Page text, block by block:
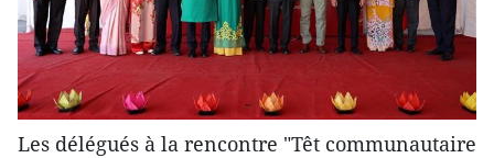
Les délégués à la rencontre "Têt communautaire